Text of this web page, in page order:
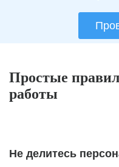
Простые
работы
Не делитесь